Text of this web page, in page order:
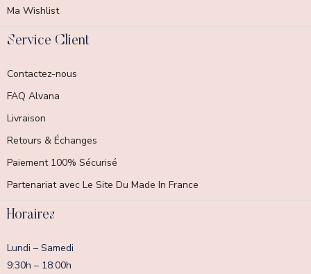
Ma Wishlist
Service Client
Contactez-nous
FAQ Alvana
Livraison
Retours & Échanges
Paiement 100% Sécurisé
Partenariat avec Le Site Du Made In France
Horaires
Lundi – Samedi
9:30h – 18:00h